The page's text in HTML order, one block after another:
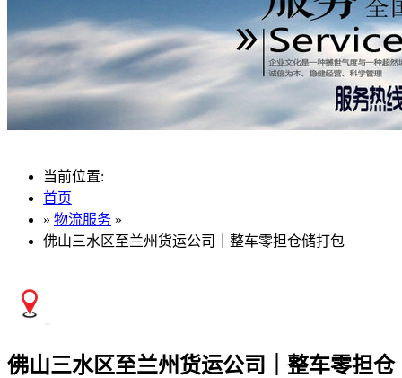
当前位置:
首页
» 物流服务 »
佛山三水区至兰州货运公司｜整车零担仓储打包
佛山三水区至兰州货运公司｜整车零担仓